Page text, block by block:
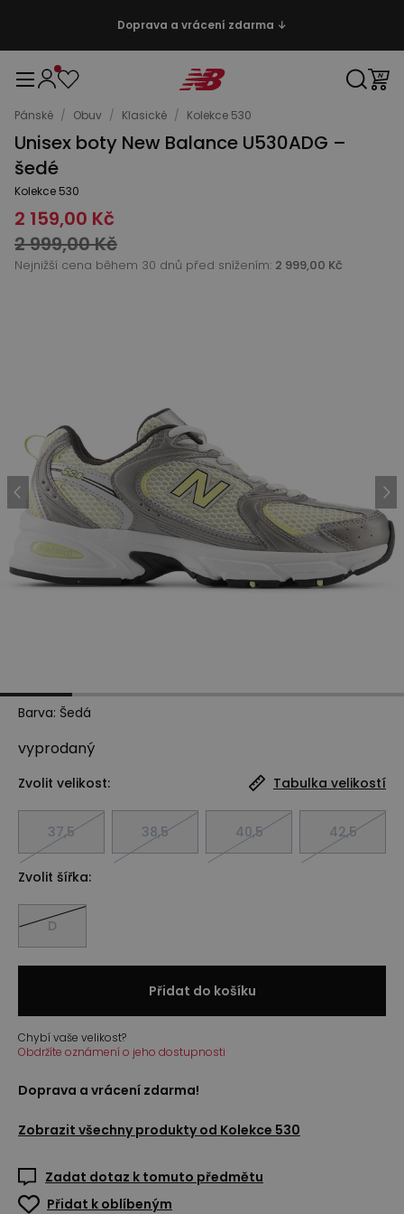
Doprava a vrácení zdarma ↓
Pánské / Obuv / Klasické / Kolekce 530
Unisex boty New Balance U530ADG –
šedé
Kolekce 530
2 159,00 Kč
2 999,00 Kč
Nejnižší cena během 30 dnů před snížením: 2 999,00 Kč
Barva: Šedá
vyprodaný
Zvolit velikost: Tabulka velikostí
37,5 38,5 40,5 42,5
Zvolit šířka:
D
Přidat do košíku
Chybí vaše velikost?
Obdržíte oznámení o jeho dostupnosti
Doprava a vrácení zdarma!
Zobrazit všechny produkty od Kolekce 530
Zadat dotaz k tomuto předmětu
Přidat k oblíbeným